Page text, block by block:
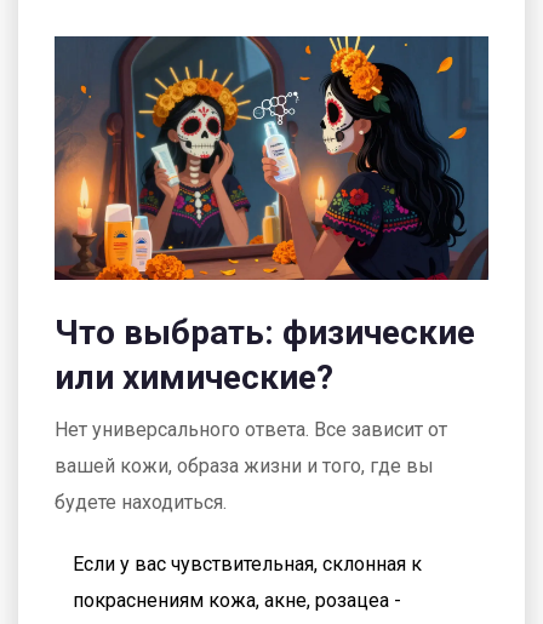
Что выбрать: физические
или химические?
Нет универсального ответа. Все зависит от
вашей кожи, образа жизни и того, где вы
будете находиться.
Если у вас чувствительная, склонная к
покраснениям кожа, акне, розацеа -